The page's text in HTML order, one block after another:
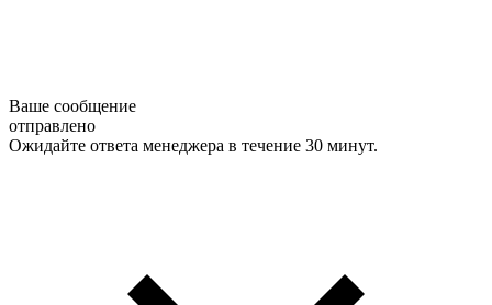
Ваше сообщение
отправлено
Ожидайте ответа менеджера в течение 30 минут.